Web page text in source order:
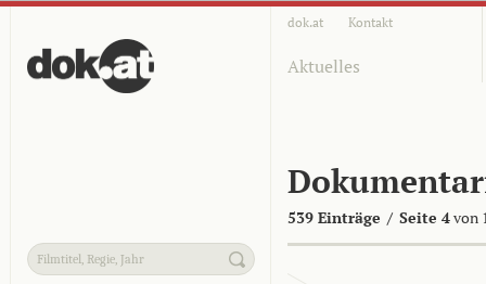
dok.at Kontakt
Aktuelles
539 Einträge / Seite 4von